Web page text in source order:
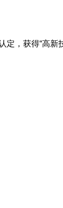
，获得“高新